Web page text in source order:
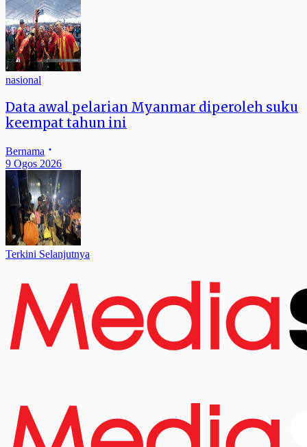
nasional
Data awal pelarian Myanmar diperoleh suku
keempat tahun ini
Bernama
9 Ogos 2026
Terkini Selanjutnya